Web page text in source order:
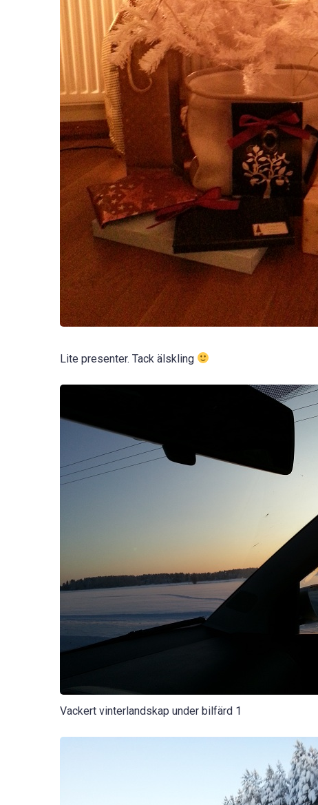
Lite presenter. Tack älskling
Vackert vinterlandskap under bilfärd 1